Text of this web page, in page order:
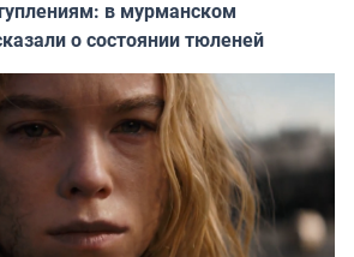
в мурманском
о состоянии тюленей